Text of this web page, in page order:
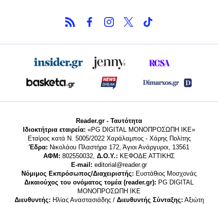
Reader.gr - Ταυτότητα
Ιδιοκτήτρια εταιρεία: «PG DIGITAL MONΟΠΡΟΣΩΠΗ ΙΚΕ»
Εταίρος κατά Ν. 5005/2022 Χαράλαμπος - Χάρης Πολίτης
Έδρα: Νικολάου Πλαστήρα 172, Άγιοι Ανάργυροι, 13561
ΑΦΜ: 802550032, Δ.Ο.Υ.: ΚΕΦΟΔΕ ΑΤΤΙΚΗΣ
E-mail: editorial@reader.gr
Νόμιμος Εκπρόσωπος/Διαχειριστής: Ευστάθιος Μοσχονάς
Δικαιούχος του ονόματος τομέα (reader.gr): PG DIGITAL
MONΟΠΡΟΣΩΠΗ ΙΚΕ
Διευθυντής: Ηλίας Αναστασιάδης / Διευθυντής Σύνταξης: Αξιώτη